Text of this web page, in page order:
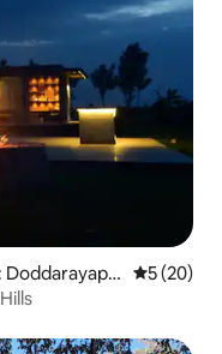
Średnia
5 (20)